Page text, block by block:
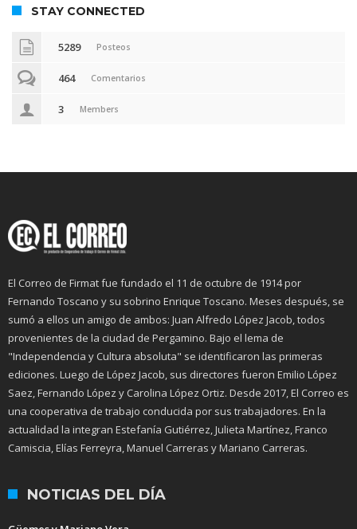
STAY CONNECTED
5289 Posteos
464 Comentarios
3 Members
El Correo de Firmat fue fundado el 11 de octubre de 1914 por
Fernando Toscano y su sobrino Enrique Toscano. Meses después, se
sumó a ellos un amigo de ambos: Juan Alfredo López Jacob, todos
provenientes de la ciudad de Pergamino. Bajo el lema de
"Independencia y Cultura absoluta" se identificaron las primeras
ediciones. Luego de López Jacob, sus directores fueron Emilio López
Saez, Fernando López y Carolina López Ortiz. Desde 2017, El Correo es
una cooperativa de trabajo conducida por sus trabajadores. En la
actualidad la integran Estefanía Gutiérrez, Julieta Martínez, Franco
Camiscia, Elías Ferreyra, Manuel Carreras y Mariano Carreras.
NOTICIAS DEL DÍA